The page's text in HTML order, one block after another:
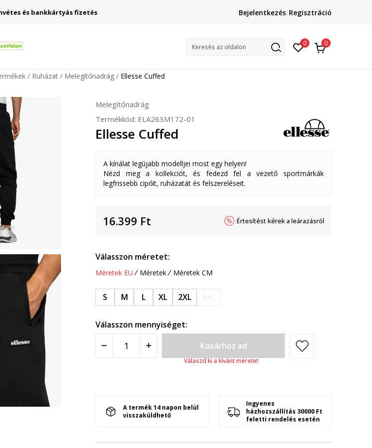
és bankkártyás fizetés
Lépj velünk kapcsolatba
online@sport-vision.huBejelentkezés Regisztráció
Keresés az oldalon 0 0
Ruházat Melegítőnadrág Ellesse Cuffed
Melegítőnadrág
Termékkód: ELA263M172-01
Ellesse Cuffed
A kínálat legújabb modelljei most egy helyen!
Nézd meg a kollekciót, és fedezd fel a vezető sportmárkák
legfrissebb cipőit, ruházatát és felszereléseit.
16.399 Ft Értesítést kérek a leárazásról
Válasszon méretet:
Méretek EU Méretek Méretek CM
S M L XL 2XL
Válasszon mennyiséget:
Kosárhoz ad
Válaszd ki a kívánt méretet
A termék 14 napon belül
visszaküldhető
Ingyenes
házhozszállítás 30000 Ft
feletti rendelés esetén